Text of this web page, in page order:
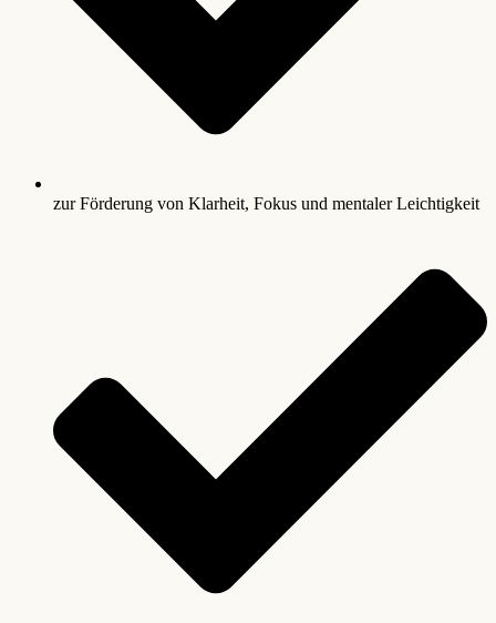
zur Förderung von Klarheit, Fokus und mentaler Leichtigkeit